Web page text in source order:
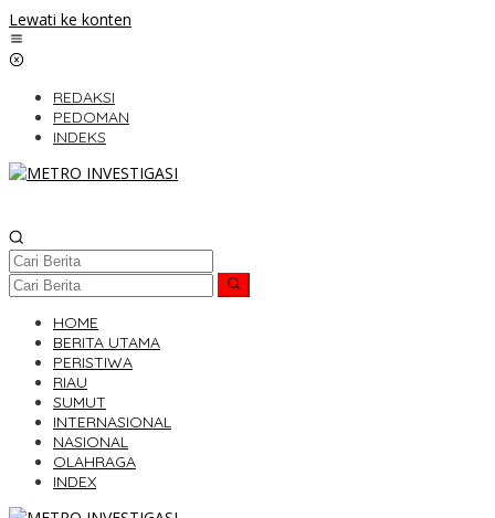
Lewati ke konten
REDAKSI
PEDOMAN
INDEKS
HOME
BERITA UTAMA
PERISTIWA
RIAU
SUMUT
INTERNASIONAL
NASIONAL
OLAHRAGA
INDEX